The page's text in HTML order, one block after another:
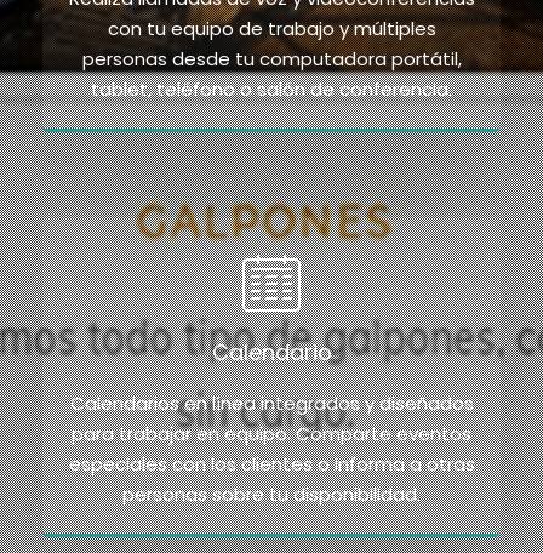
con tu equipo de trabajo y múltiples
personas desde tu computadora portátil,
tablet, teléfono o salón de conferencia.
Calendario
Calendarios en línea integrados y diseñados
para trabajar en equipo. Comparte eventos
especiales con los clientes o informa a otras
personas sobre tu disponibilidad.